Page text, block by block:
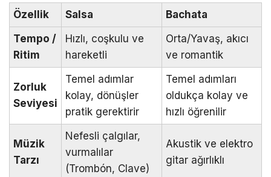
Özellik Salsa
Bachata
Tempo /
Ritim
Hızlı, coşkulu ve
hareketli
Orta/Yavaş, akıcı
ve romantik
Zorluk
Seviyesi
Temel adımlar
kolay, dönüşler
pratik gerektirir
Temel adımları
oldukça kolay ve
hızlı öğrenilir
Müzik
Tarzı
Nefesli çalgılar,
vurmalılar
(Trombón, Clave)
Akustik ve elektro
gitar ağırlıklı